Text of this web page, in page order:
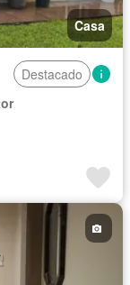
Casa
Destacado